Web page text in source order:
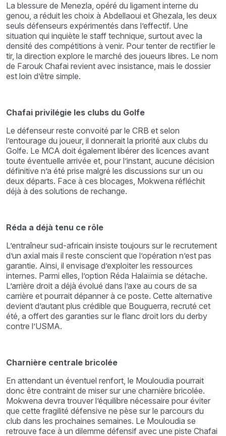
La blessure de Menezla, opéré du ligament interne du
genou, a réduit les choix à Abdellaoui et Ghezala, les deux
seuls défenseurs expérimentés dans l’effectif. Une
situation qui inquiète le staff technique, surtout avec la
densité des compétitions à venir. Pour tenter de rectifier le
tir, la direction explore le marché des joueurs libres. Le nom
de Farouk Chafai revient avec insistance, mais le dossier
est loin d’être simple.
Chafai privilégie les clubs du Golfe
Le défenseur reste convoité par le CRB et selon
l’entourage du joueur, il donnerait la priorité aux clubs du
Golfe. Le MCA doit également libérer des licences avant
toute éventuelle arrivée et, pour l’instant, aucune décision
définitive n’a été prise malgré les discussions sur un ou
deux départs. Face à ces blocages, Mokwena réfléchit
déjà à des solutions de rechange.
Réda a déjà tenu ce rôle
L’entraîneur sud-africain insiste toujours sur le recrutement
d’un axial mais il reste conscient que l’opération n’est pas
garantie. Ainsi, il envisage d’exploiter les ressources
internes. Parmi elles, l’option Réda Halaïmia se détache.
L’arrière droit a déjà évolué dans l’axe au cours de sa
carrière et pourrait dépanner à ce poste. Cette alternative
devient d’autant plus crédible que Bouguerra, recruté cet
été, a offert des garanties sur le flanc droit lors du derby
contre l’USMA.
Charnière centrale bricolée
En attendant un éventuel renfort, le Mouloudia pourrait
donc être contraint de miser sur une charnière bricolée.
Mokwena devra trouver l’équilibre nécessaire pour éviter
que cette fragilité défensive ne pèse sur le parcours du
club dans les prochaines semaines. Le Mouloudia se
retrouve face à un dilemme défensif avec une piste Chafai